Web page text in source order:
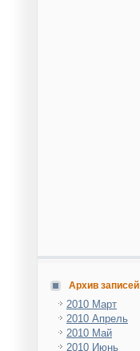
Архив записей
2010 Март
2010 Апрель
2010 Май
2010 Июнь